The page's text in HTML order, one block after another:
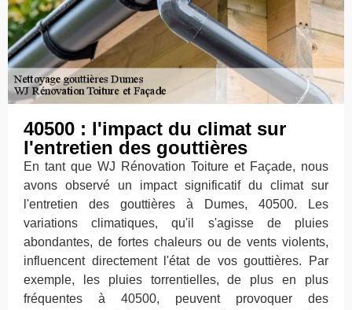
40500 : l'impact du climat sur
l'entretien des gouttières
En tant que WJ Rénovation Toiture et Façade, nous
avons observé un impact significatif du climat sur
l'entretien des gouttières à Dumes, 40500. Les
variations climatiques, qu'il s'agisse de pluies
abondantes, de fortes chaleurs ou de vents violents,
influencent directement l'état de vos gouttières. Par
exemple, les pluies torrentielles, de plus en plus
fréquentes à 40500, peuvent provoquer des